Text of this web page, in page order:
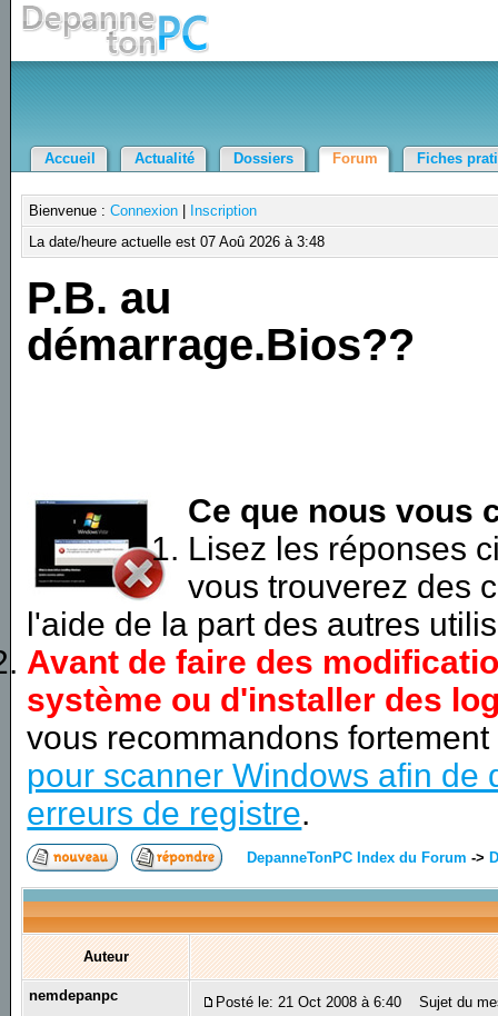
Accueil Actualité Dossiers Forum Fiches
Bienvenue :Connexion
Inscription
La date/heure actuelle est 07 Aoû 2026 à 3:48
P.B. au
démarrage.Bios??
Ce que nous vous
Lisez les réponses
vous trouverez des
l'aide de la part des autres
Avant de faire des
système ou d'installer des
vous recommandons
pour scanner Windows afin de
erreurs de registre.
DepanneTonPC Index du Forum ->
Auteur
nemdepanpc Posté le: 21 Oct 2008 à 6:40 Sujet du